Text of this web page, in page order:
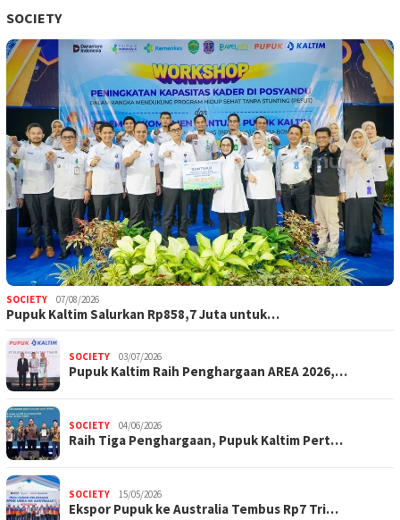
SOCIETY
SOCIETY 07/08/2026
Pupuk Kaltim Salurkan Rp858,7 Juta untuk…
SOCIETY 03/07/2026
Pupuk Kaltim Raih Penghargaan AREA 2026,…
SOCIETY 04/06/2026
Raih Tiga Penghargaan, Pupuk Kaltim Pert…
SOCIETY 15/05/2026
Ekspor Pupuk ke Australia Tembus Rp7 Tri…